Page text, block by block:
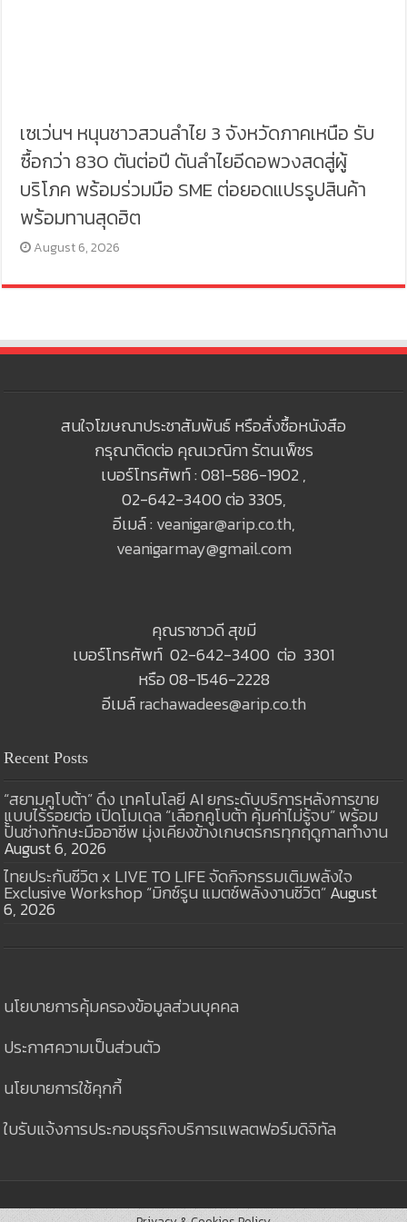
เซเว่นฯ หนุนชาวสวนลำไย 3 จังหวัดภาคเหนือ รับ
ซื้อกว่า 830 ตันต่อปี ดันลำไยอีดอพวงสดสู่ผู้
บริโภค พร้อมร่วมมือ SME ต่อยอดแปรรูปสินค้า
พร้อมทานสุดฮิต
August 6, 2026
สนใจโฆษณาประชาสัมพันธ์ หรือสั่งซื้อหนังสือ
กรุณาติดต่อ คุณเวณิกา รัตนเพ็ชร
เบอร์โทรศัพท์ : 081-586-1902 ,
02-642-3400 ต่อ 3305,
อีเมล์ : veanigar@arip.co.th,
veanigarmay@gmail.com
คุณราชาวดี สุขมี
เบอร์โทรศัพท์ 02-642-3400 ต่อ 3301
หรือ 08-1546-2228
อีเมล์rachawadees@arip.co.th
Recent Posts
“สยามคูโบต้า” ดึง เทคโนโลยี AI ยกระดับบริการหลังการขาย
แบบไร้รอยต่อ เปิดโมเดล “เลือกคูโบต้า คุ้มค่าไม่รู้จบ” พร้อม
ปั้นช่างทักษะมืออาชีพ มุ่งเคียงข้างเกษตรกรทุกฤดูกาลทำงาน
August 6, 2026
ไทยประกันชีวิต x LIVE TO LIFE จัดกิจกรรมเติมพลังใจ
Exclusive Workshop “มิกซ์รูน แมตช์พลังงานชีวิต”August
6, 2026
นโยบายการคุ้มครองข้อมูลส่วนบุคคล
ประกาศความเป็นส่วนตัว
นโยบายการใช้คุกกี้
ใบรับแจ้งการประกอบธุรกิจบริการแพลตฟอร์มดิจิทัล